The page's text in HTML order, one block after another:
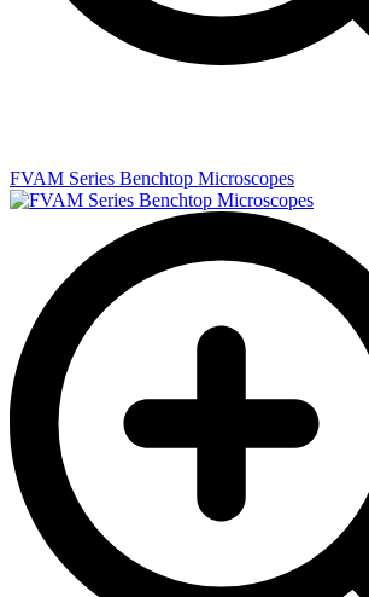
FVAM Series Benchtop Microscopes